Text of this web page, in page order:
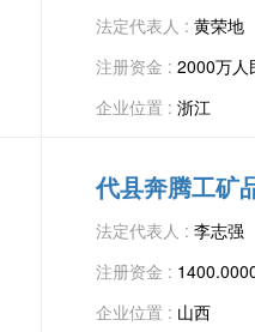
法定代表人 : 黄荣地
注册资金 : 2000万人
企业位置 : 浙江
代县奔腾工矿
法定代表人 : 李志强
注册资金 :
企业位置 : 山西